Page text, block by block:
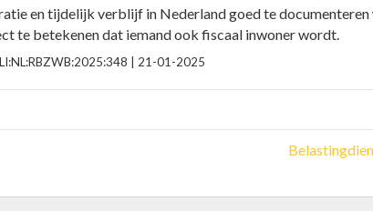
en tijdelijk verblijf in Nederland goed te
te betekenen dat iemand ook fiscaal inwoner wordt.
| 21-01-2025